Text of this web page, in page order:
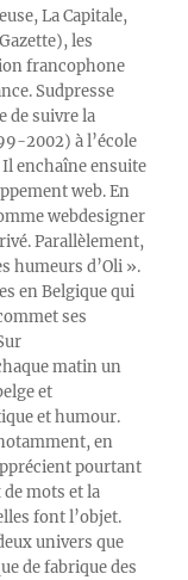
La Capitale,
les
francophone
Sudpresse
de suivre la
2002) à l’école
enchaîne ensuite
web. En
webdesigner
Parallèlement,
humeurs d’Oli ».
en Belgique qui
ses
matin un
et
et humour.
en
pourtant
mots et la
font l’objet.
univers que
de fabrique des